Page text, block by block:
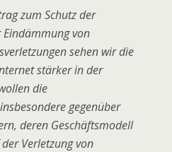
zum Schutz der
von
sehen wir die
stärker in der
die
gegenüber
deren Geschäftsmodell
Verletzung von